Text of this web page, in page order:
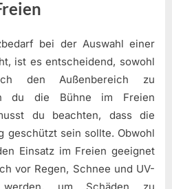
bei der Auswahl einer
ist es entscheidend, sowohl
den Außenbereich zu
du die Bühne im Freien
du beachten, dass die
geschützt sein sollte. Obwohl
Einsatz im Freien geeignet
vor Regen, Schnee und UV-